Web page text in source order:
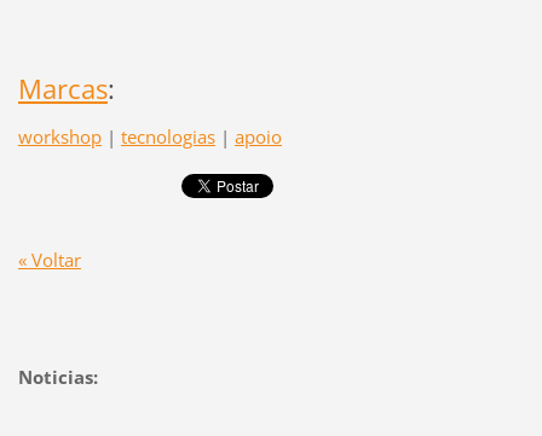
Marcas:
workshop | tecnologias | apoio
« Voltar
Noticias: